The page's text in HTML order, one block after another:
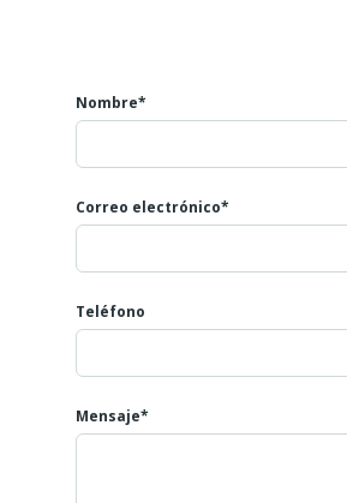
Nombre*
Correo electrónico*
Teléfono
Mensaje*